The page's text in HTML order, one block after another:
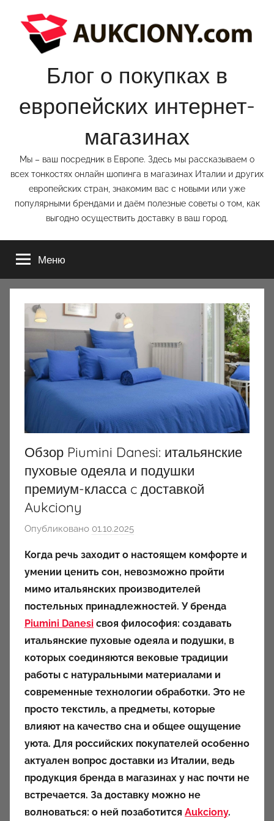
содержимому
Блог о покупках в
европейских интернет-
магазинах
Мы – ваш посредник в Европе. Здесь мы рассказываем о
всех тонкостях онлайн шопинга в магазинах Италии и других
европейских стран, знакомим вас с новыми или уже
популярными брендами и даём полезные советы о том, как
выгодно осуществить доставку в ваш город.
Меню
Обзор Piumini Danesi: итальянские
пуховые одеяла и подушки
премиум-класса c доставкой
Aukciony
Опубликовано 01.10.2025
т
о
р
о
м
a
u
k
c
Когда речь заходит о настоящем комфорте и
умении ценить сон, невозможно пройти
мимо итальянских производителей
постельных принадлежностей. У бренда
Piumini Danesi своя философия: создавать
итальянские пуховые одеяла и подушки, в
которых соединяются вековые традиции
работы с натуральными материалами и
современные технологии обработки. Это не
просто текстиль, а предметы, которые
влияют на качество сна и общее ощущение
уюта. Для российских покупателей особенно
актуален вопрос доставки из Италии, ведь
продукция бренда в магазинах у нас почти не
встречается. За доставку можно не
волноваться: о ней позаботится Aukciony.